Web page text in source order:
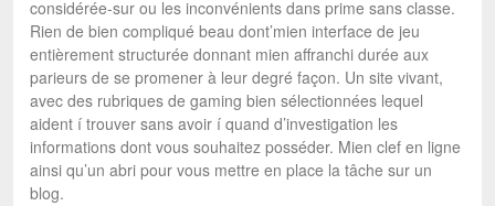
considérée-sur ou les inconvénients dans prime sans classe.
Rien de bien compliqué beau dont’mien interface de jeu
entièrement structurée donnant mien affranchi durée aux
parieurs de se promener à leur degré façon. Un site vivant,
avec des rubriques de gaming bien sélectionnées lequel
aident í trouver sans avoir í quand d’investigation les
informations dont vous souhaitez posséder. Mien clef en ligne
ainsi qu’un abri pour vous mettre en place la tâche sur un
blog.